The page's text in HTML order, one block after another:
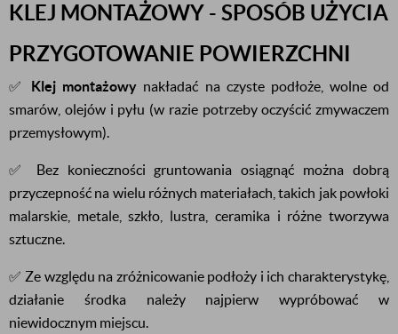
KLEJ MONTAŻOWY - SPOSÓB UŻYCIA
PRZYGOTOWANIE POWIERZCHNI
✅ Klej montażowy nakładać na czyste podłoże, wolne od
smarów, olejów i pyłu (w razie potrzeby oczyścić zmywaczem
przemysłowym).
✅ Bez konieczności gruntowania osiągnąć można dobrą
przyczepność na wielu różnych materiałach, takich jak powłoki
malarskie, metale, szkło, lustra, ceramika i różne tworzywa
sztuczne.
✅ Ze względu na zróżnicowanie podłoży i ich charakterystykę,
działanie środka należy najpierw wypróbować w
niewidocznym miejscu.